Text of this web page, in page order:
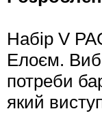
Набір V
Елоєм.
потреби
який